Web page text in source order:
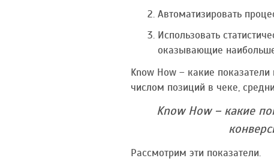
Автоматизировать
Использовать
оказывающие
Know How – какие
числом позиций в чеке,
Know How – какие
Рассмотрим эти показатели.